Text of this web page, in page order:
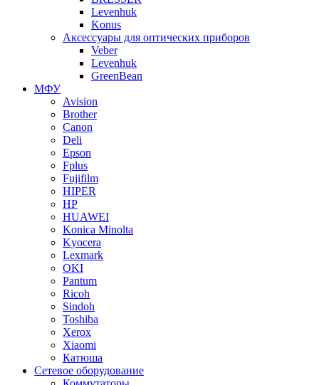
Levenhuk
Konus
Аксессуары для оптических приборов
Veber
Levenhuk
GreenBean
МФУ
Avision
Brother
Canon
Deli
Epson
Fplus
Fujifilm
HIPER
HP
HUAWEI
Konica Minolta
Kyocera
Lexmark
OKI
Pantum
Ricoh
Sindoh
Toshiba
Xerox
Xiaomi
Катюша
Сетевое оборудование